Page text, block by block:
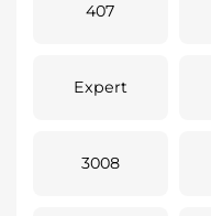
407
Expert
3008